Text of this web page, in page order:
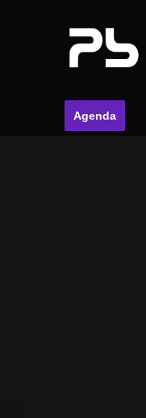
Agenda